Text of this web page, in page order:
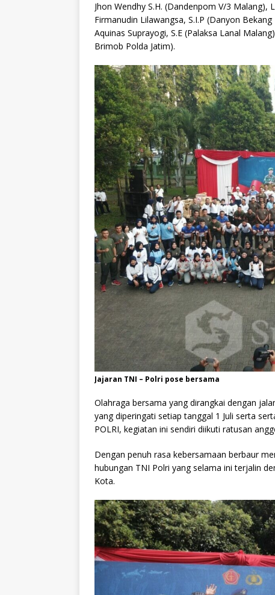
Jhon Wendhy S.H. (Dandenpom V/3
Firmanudin Lilawangsa, S.I.P (Danyon
Aquinas Suprayogi, S.E (Palaksa Lanal
Brimob Polda Jatim).
Jajaran TNI – Polri pose bersama
Olahraga bersama yang dirangkai dengan
yang diperingati setiap tanggal 1 Juli serta
POLRI, kegiatan ini sendiri diikuti ratusan
Dengan penuh rasa kebersamaan berbaur
hubungan TNI Polri yang selama ini terjalin
Kota.